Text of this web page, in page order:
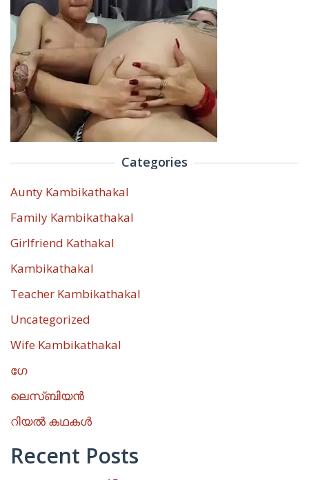
Categories
Aunty Kambikathakal
Family Kambikathakal
Girlfriend Kathakal
Kambikathakal
Teacher Kambikathakal
Uncategorized
Wife Kambikathakal
ഗേ
ലെസ്ബിയൻ
റിയൽ കഥകൾ
Recent Posts